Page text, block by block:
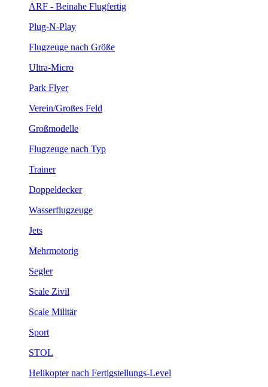
ARF - Beinahe Flugfertig
Plug-N-Play
Flugzeuge nach Größe
Ultra-Micro
Park Flyer
Verein/Großes Feld
Großmodelle
Flugzeuge nach Typ
Trainer
Doppeldecker
Wasserflugzeuge
Jets
Mehrmotorig
Segler
Scale Zivil
Scale Militär
Sport
STOL
Helikopter nach Fertigstellungs-Level